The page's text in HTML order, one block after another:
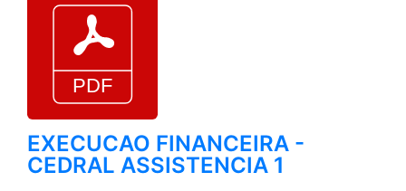
EXECUCAO FINANCEIRA -
CEDRAL ASSISTENCIA 1